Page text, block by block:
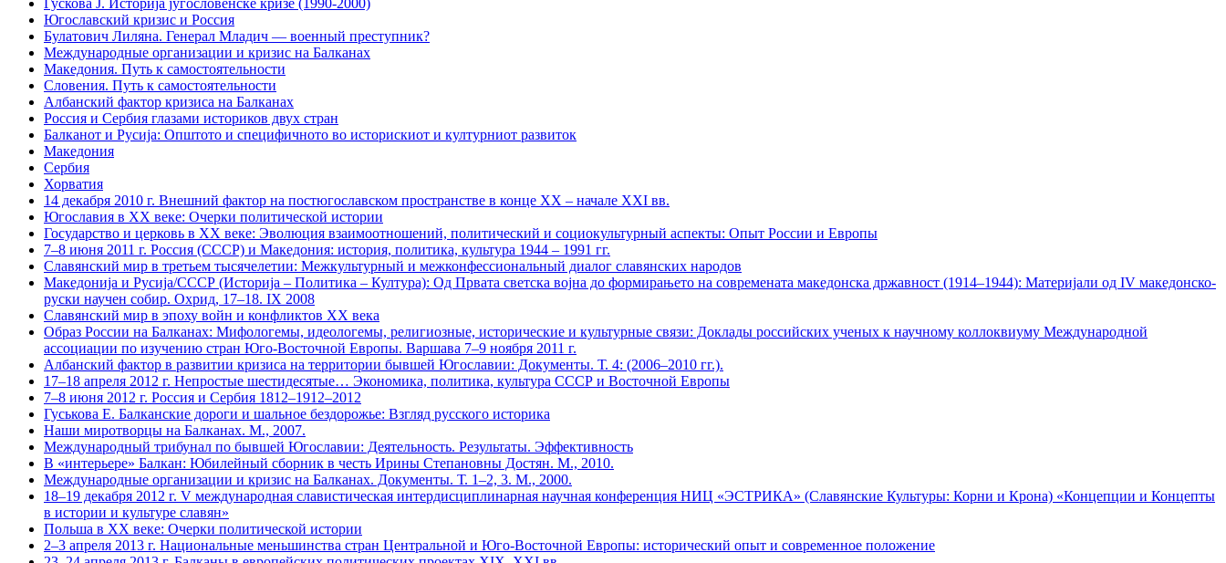
Югославский кризис и Россия
Булатович Лиляна. Генерал Младич — военный преступник?
Международные организации и кризис на Балканах
Македония. Путь к самостоятельности
Словения. Путь к самостоятельности
Албанский фактор кризиса на Балканах
Россия и Сербия глазами историков двух стран
Балканот и Русиjа: Општото и специфичното во историскиот и културниот развиток
Македония
Сербия
Хорватия
14 декабря 2010 г. Внешний фактор на постюгославском пространстве в конце ХХ – начале XXI вв.
Югославия в XX веке: Очерки политической истории
Государство и церковь в XX веке: Эволюция взаимоотношений, политический и социокультурный аспекты: Опыт России и Европы
7–8 июня 2011 г. Россия (СССР) и Македония: история, политика, культура 1944 – 1991 гг.
Славянский мир в третьем тысячелетии: Межкультурный и межконфессиональный диалог славянских народов
Македониjа и Русиjа/СССР (Историjа – Политика – Култура): Од Првата светска воjна до формирањето на современата македонска државност (1914–1944): Материjали од IV македонско-
руски научен собир. Охрид, 17–18. IX 2008
Славянский мир в эпоху войн и конфликтов XX века
Образ России на Балканах: Мифологемы, идеологемы, религиозные, исторические и культурные связи: Доклады российских ученых к научному коллоквиуму Международной
ассоциации по изучению стран Юго-Восточной Европы. Варшава 7–9 ноября 2011 г.
Албанский фактор в развитии кризиса на территории бывшей Югославии: Документы. Т. 4: (2006–2010 гг.).
17–18 апреля 2012 г. Непростые шестидесятые… Экономика, политика, культура СССР и Восточной Европы
7–8 июня 2012 г. Россия и Сербия 1812–1912–2012
Гуськова Е. Балканские дороги и шальное бездорожье: Взгляд русского историка
Наши миротворцы на Балканах. М., 2007.
Международный трибунал по бывшей Югославии: Деятельность. Результаты. Эффективность
В «интерьере» Балкан: Юбилейный сборник в честь Ирины Степановны Достян. М., 2010.
Международные организации и кризис на Балканах. Документы. Т. 1–2, 3. М., 2000.
18–19 декабря 2012 г. V международная cлавистическая интердисциплинарная научная конференция НИЦ «ЭСТРИКА» (Славянские Культуры: Корни и Крона) «Концепции и Концепты
в истории и культуре славян»
Польша в ХХ веке: Очерки политической истории
2–3 апреля 2013 г. Национальные меньшинства стран Центральной и Юго-Восточной Европы: исторический опыт и современное положение